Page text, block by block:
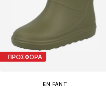
ΠΡΟΣΦΟΡΑ
EN FANT